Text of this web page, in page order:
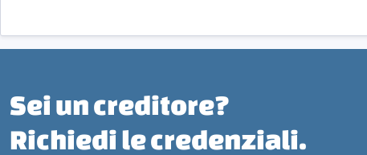
Sei un creditore?
Richiedi le credenziali.